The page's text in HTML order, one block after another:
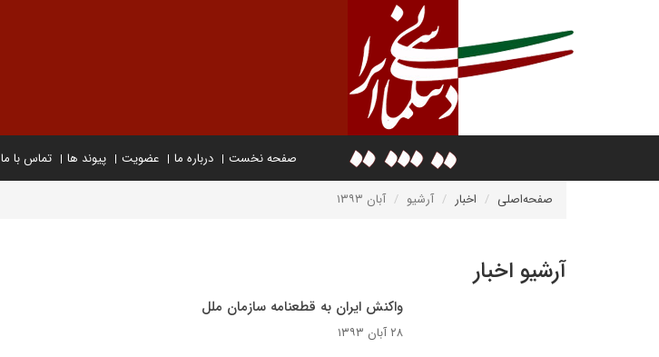
صفحه نخست درباره ما عضویت پیوند ها تماس با ما
صفحه‌اصلی اخبار آرشیو آبان ۱۳۹۳
آرشیو اخبار
واکنش ایران به قطعنامه سازمان ملل
۲۸ آبان ۱۳۹۳